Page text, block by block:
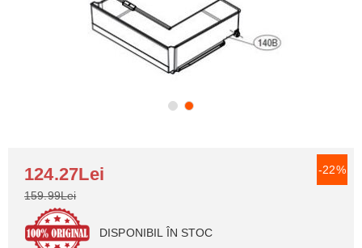
-22%
124.27Lei
159.99Lei
DISPONIBIL ÎN STOC